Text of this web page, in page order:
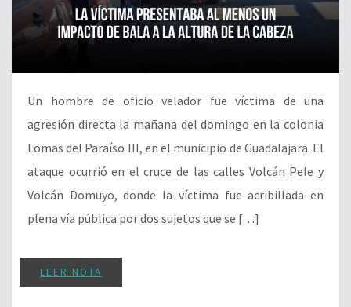
Un hombre de oficio velador fue víctima de una
agresión directa la mañana del domingo en la colonia
Lomas del Paraíso III, en el municipio de Guadalajara. El
ataque ocurrió en el cruce de las calles Volcán Pele y
Volcán Domuyo, donde la víctima fue acribillada en
plena vía pública por dos sujetos que se […]
LEER NOTA